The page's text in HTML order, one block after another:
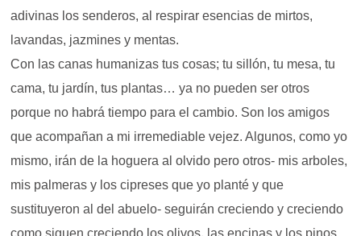
adivinas los senderos, al respirar esencias de mirtos,
lavandas, jazmines y mentas.
Con las canas humanizas tus cosas; tu sillón, tu mesa, tu
cama, tu jardín, tus plantas… ya no pueden ser otros
porque no habrá tiempo para el cambio. Son los amigos
que acompañan a mi irremediable vejez. Algunos, como yo
mismo, irán de la hoguera al olvido pero otros- mis arboles,
mis palmeras y los cipreses que yo planté y que
sustituyeron al del abuelo- seguirán creciendo y creciendo